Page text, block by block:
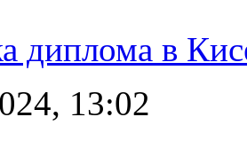
диплома в
13:02